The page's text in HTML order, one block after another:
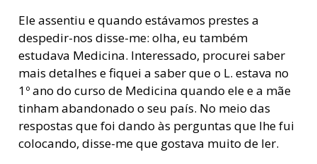
Ele assentiu e quando estávamos prestes a
despedir-nos disse-me: olha, eu também
estudava Medicina. Interessado, procurei saber
mais detalhes e fiquei a saber que o L. estava no
1º ano do curso de Medicina quando ele e a mãe
tinham abandonado o seu país. No meio das
respostas que foi dando às perguntas que lhe fui
colocando, disse-me que gostava muito de ler.